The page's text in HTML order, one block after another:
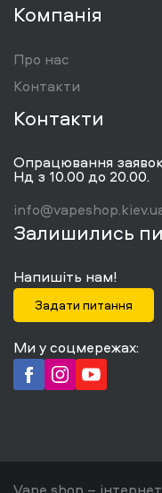
Компанія
Про нас
Контакти
Контакти
Опрацювання
Нд з 10.00 до 20.00.
Залишились
Напишіть нам!
Задати питання
Ми у соцмережах: